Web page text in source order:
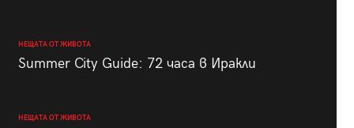
НЕЩАТА ОТ ЖИВОТА
Summer City Guide: 72 часа в Иракли
НЕЩАТА ОТ ЖИВОТА